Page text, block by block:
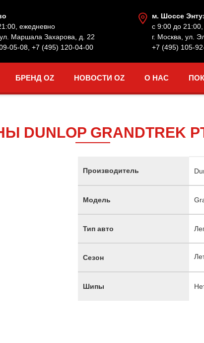
ежедневно
ул. Маршала Захарова, д. 22
05-08 +7 (495) 120-04-00
м. Шоссе
с 9:00 до
г. Москва, ул.
+7 (495) 105-
БРЕНД OZ НОВОСТИ OZ О НАС
DUNLOP GRANDTREK
Производитель
Модель
Тип авто
Сезон
Шипы